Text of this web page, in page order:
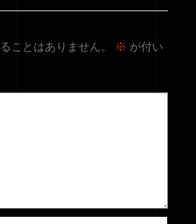
ことはありません。 ※ が付い